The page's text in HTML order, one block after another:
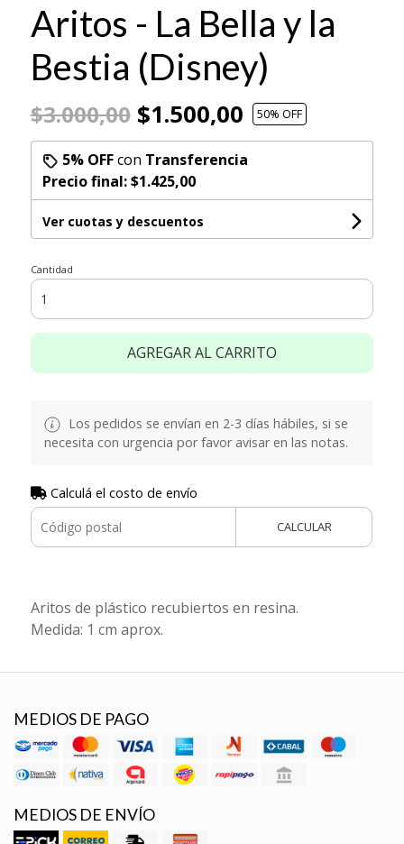
Aritos - La Bella y la
Bestia (Disney)
$3.000,00$1.500,00 50% OFF
5% OFFcon Transferencia
Precio final:$1.425,00
Ver cuotas y descuentos
Cantidad
AGREGAR AL CARRITO
Los pedidos se envían en 2-3 días hábiles, si se
necesita con urgencia por favor avisar en las notas.
Calculá el costo de envío
CALCULAR
Aritos de plástico recubiertos en resina.
Medida: 1 cm aprox.
MEDIOS DE PAGO
MEDIOS DE ENVÍO